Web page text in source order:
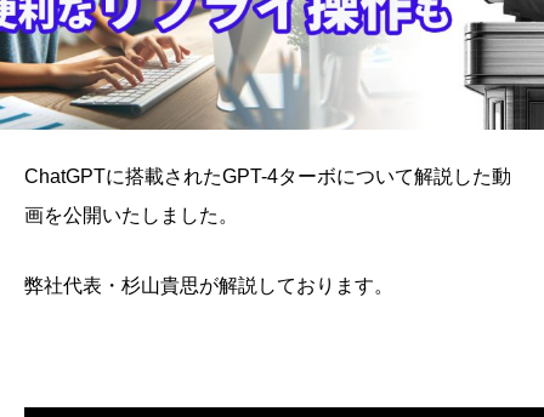
ChatGPTに搭載されたGPT-4ターボについて解説した動
画を公開いたしました。
弊社代表・杉山貴思が解説しております。